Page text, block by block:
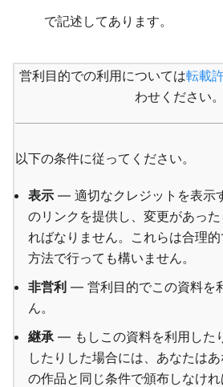
で記述してあります。
営利目的での利用については転載
わせください。
以下の条件に従ってください。
表示 — 適切なクレジットを表示
のリンクを提供し、変更があっ
ればなりません。これらは合理
方法で行っても構いません。
非営利 — 営利目的でこの資料を
ん。
継承— もしこの資料を利用した
したりした場合には、あなたは
の作品と同じ条件で頒布しなけれ